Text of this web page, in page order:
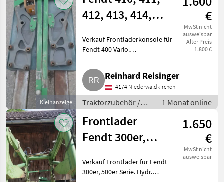
Kleinanzeige
412, 413, 414,
€
MwSt nicht
ausweisbar
Alter Preis
1.800 €
Verkauf Frontladerkonsole für
Fendt 400 Vario.
Reinhard Reisinger
4174 Niederwaldkirchen
Traktorzubehör /
Frontlader
1 Monat online
Frontlader
Fendt 300er,
1.650
€
MwSt nicht
ausweisbar
Verkauf Frontlader für Fendt
300er, 500er Serie. Hydr.